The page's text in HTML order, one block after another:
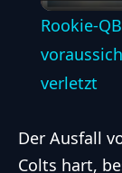
Rookie-
verletzt
Der Ausfall
Colts hart,